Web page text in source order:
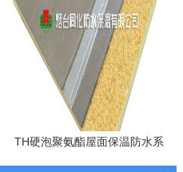
TH硬泡聚氨酯屋面保温防水系